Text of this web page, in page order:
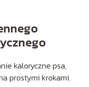
kaloryczne psa,
prostymi krokami.